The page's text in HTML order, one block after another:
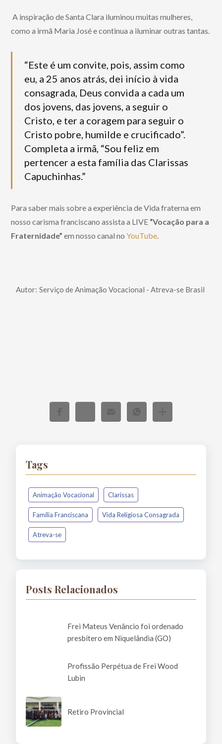
A inspiração de Santa Clara iluminou muitas mulheres,
como a irmã Maria José e continua a iluminar outras tantas.
“Este é um convite, pois, assim como
eu, a 25 anos atrás, dei início à vida
consagrada, Deus convida a cada um
dos jovens, das jovens, a seguir o
Cristo, e ter a coragem para seguir o
Cristo pobre, humilde e crucificado”.
Completa a irmã, “Sou feliz em
pertencer a esta família das Clarissas
Capuchinhas.”
Para saber mais sobre a experiência de Vida fraterna em
nosso carisma franciscano assista a LIVE “Vocação para a
Fraternidade” em nosso canal noYouTube.
Autor: Serviço de Animação Vocacional - Atreva-se Brasil
Tags
Animação Vocacional Clarissas
Família Franciscana Vida Religiosa Consagrada
Atreva-se
Posts Relacionados
Frei Mateus Venâncio foi ordenado
presbítero em Niquelândia (GO)
Profissão Perpétua de Frei Wood
Lubin
Retiro Provincial